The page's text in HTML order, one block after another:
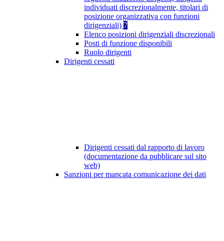
individuati discrezionalmente, titolari di
posizione organizzativa con funzioni
dirigenziali) 7
Elenco posizioni dirigenziali discrezionali
Posti di funzione disponibili
Ruolo dirigenti
Dirigenti cessati
Dirigenti cessati dal rapporto di lavoro
(documentazione da pubblicare sul sito
web)
Sanzioni per mancata comunicazione dei dati